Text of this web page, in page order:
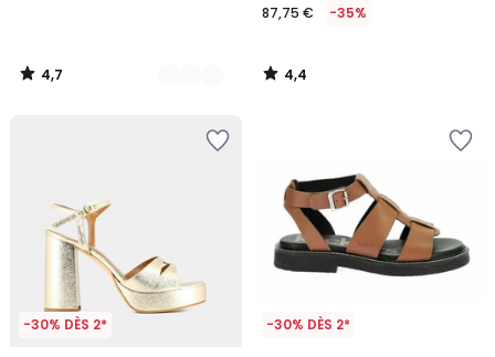
4,7
/
87,75 € -35%
4,4
/
-30% DÈS 2* -30% DÈS 2*